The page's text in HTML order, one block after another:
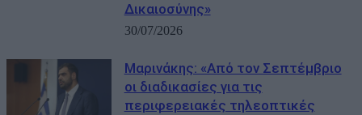
Δικαιοσύνης»
30/07/2026
Μαρινάκης: «Από τον Σεπτέμβριο
οι διαδικασίες για τις
περιφερειακές τηλεοπτικές